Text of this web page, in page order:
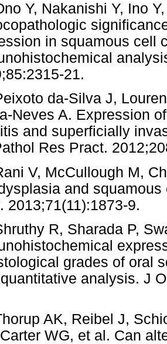
Y, Nakanishi Y, Ino
in squamous cell
21.
da-Silva J,
Neves A. Expression
and superficially
Res Pract.
V, McCullough M,
and
2013;71(11):1873-9.
R, Sharada P,
grades of oral
analysis. J
AK, Reibel J,
WG, et al. Can